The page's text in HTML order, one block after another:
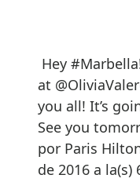
Hey
at
you all! It’s
See you
por Paris
de 2016 a la(s)